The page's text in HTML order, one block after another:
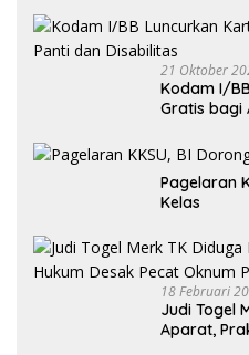
21 Oktober
Kodam I/
Gratis bagi
Pagelaran
Kelas
18 Februari
Judi Togel
Aparat,